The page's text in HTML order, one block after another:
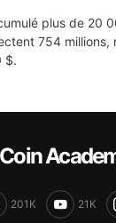
plus de 20
754 millions,
$.
Coin
201K 21K